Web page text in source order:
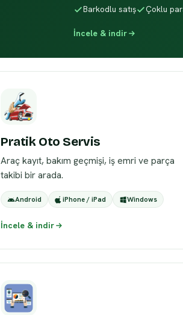
Barkodlu satış Çoklu
İncele & indir
Pratik Oto Servis
Araç kayıt, bakım geçmişi, iş emri ve parça
takibi bir arada.
Android iPhone / iPad Windows
İncele & indir